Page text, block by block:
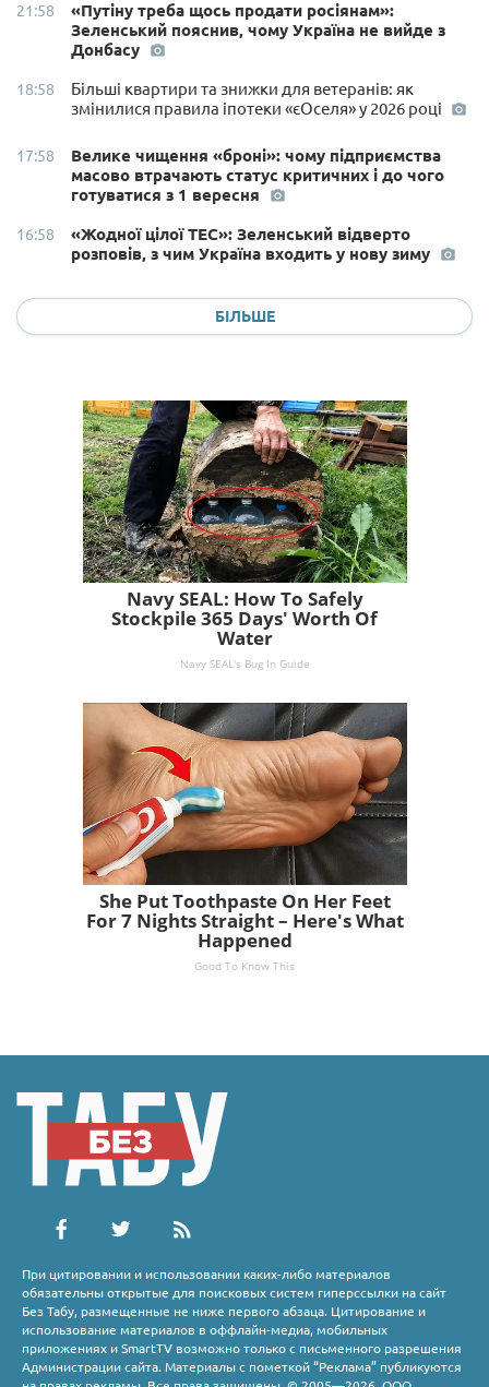
21:58
«Путіну треба щось продати росіянам»:
Зеленський пояснив, чому Україна не вийде з
Донбасу
18:58
Більші квартири та знижки для ветеранів: як
змінилися правила іпотеки «єОселя» у 2026 році
17:58
Велике чищення «броні»: чому підприємства
масово втрачають статус критичних і до чого
готуватися з 1 вересня
16:58
«Жодної цілої ТЕС»: Зеленський відверто
розповів, з чим Україна входить у нову зиму
БІЛЬШЕ
Navy SEAL: How To Safely
Stockpile 365 Days' Worth Of
Water
Navy SEAL's Bug In Guide
She Put Toothpaste On Her Feet
For 7 Nights Straight – Here's What
Happened
Good To Know This
При цитировании и использовании каких-либо материалов
обязательны открытые для поисковых систем гиперссылки на сайт
Без Табу, размещенные не ниже первого абзаца. Цитирование и
использование материалов в оффлайн-медиа, мобильных
приложениях и SmartTV возможно только с письменного разрешения
Администрации сайта. Материалы с пометкой “Реклама” публикуются